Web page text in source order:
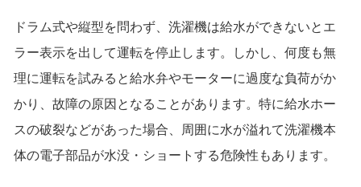
ドラム式や縦型を問わず、洗濯機は給水ができないとエ
ラー表示を出して運転を停止します。しかし、何度も無
理に運転を試みると給水弁やモーターに過度な負荷がか
かり、故障の原因となることがあります。特に給水ホー
スの破裂などがあった場合、周囲に水が溢れて洗濯機本
体の電子部品が水没・ショートする危険性もあります。